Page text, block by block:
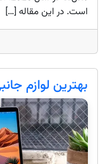
است. در این مقاله […]
بهترین لوازم